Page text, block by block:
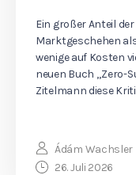
Ein großer Anteil
Marktgeschehen
wenige auf Kosten
neuen Buch „Zero-
Zitelmann diese
Ádám Wachsler
26. Juli 2026